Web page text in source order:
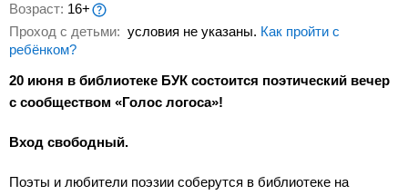
Возраст: 16+
Проход с детьми: условия не указаны. Как пройти с
ребёнком?
20 июня в библиотеке БУК состоится поэтический вечер
с сообществом «Голос логоса»!
Вход свободный.
Поэты и любители поэзии соберутся в библиотеке на